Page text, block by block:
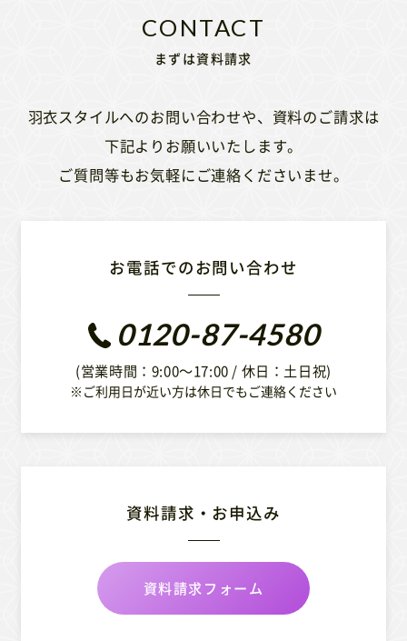
まずは資料請求
羽衣スタイルへのお問い合わせや、資料のご請求は
下記よりお願いいたします。
ご質問等もお気軽にご連絡くださいませ。
お電話でのお問い合わせ
0120-87-4580
(営業時間：9:00〜17:00 / 休日：土日祝)
※ご利用日が近い方は休日でもご連絡ください
資料請求・お申込み
資料請求フォーム